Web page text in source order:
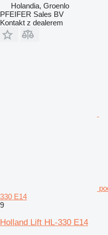
Holandia, Groenlo
PFEIFER Sales BV
Kontakt z dealerem
330 E14
9
Holland Lift HL-330 E14